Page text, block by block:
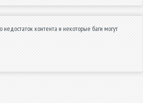
контента и некоторые баги могут